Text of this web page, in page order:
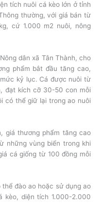
tích nuôi cá kèo lớn ở tỉnh
thường, với giá bán từ
cứ 1.000 m2 nuôi, nông
dân xã Tân Thành, cho
phẩm bắt đầu tăng cao,
kỷ lục. Cá được nuôi từ
đạt kích cỡ 30-50 con mỗi
có thể giữ lại trong ao nuôi
giá thương phẩm tăng cao
những vùng biển trong khi
cá giống từ 100 đồng mỗi
đào ao hoặc sử dụng ao
kèo, diện tích 1.000-2.000